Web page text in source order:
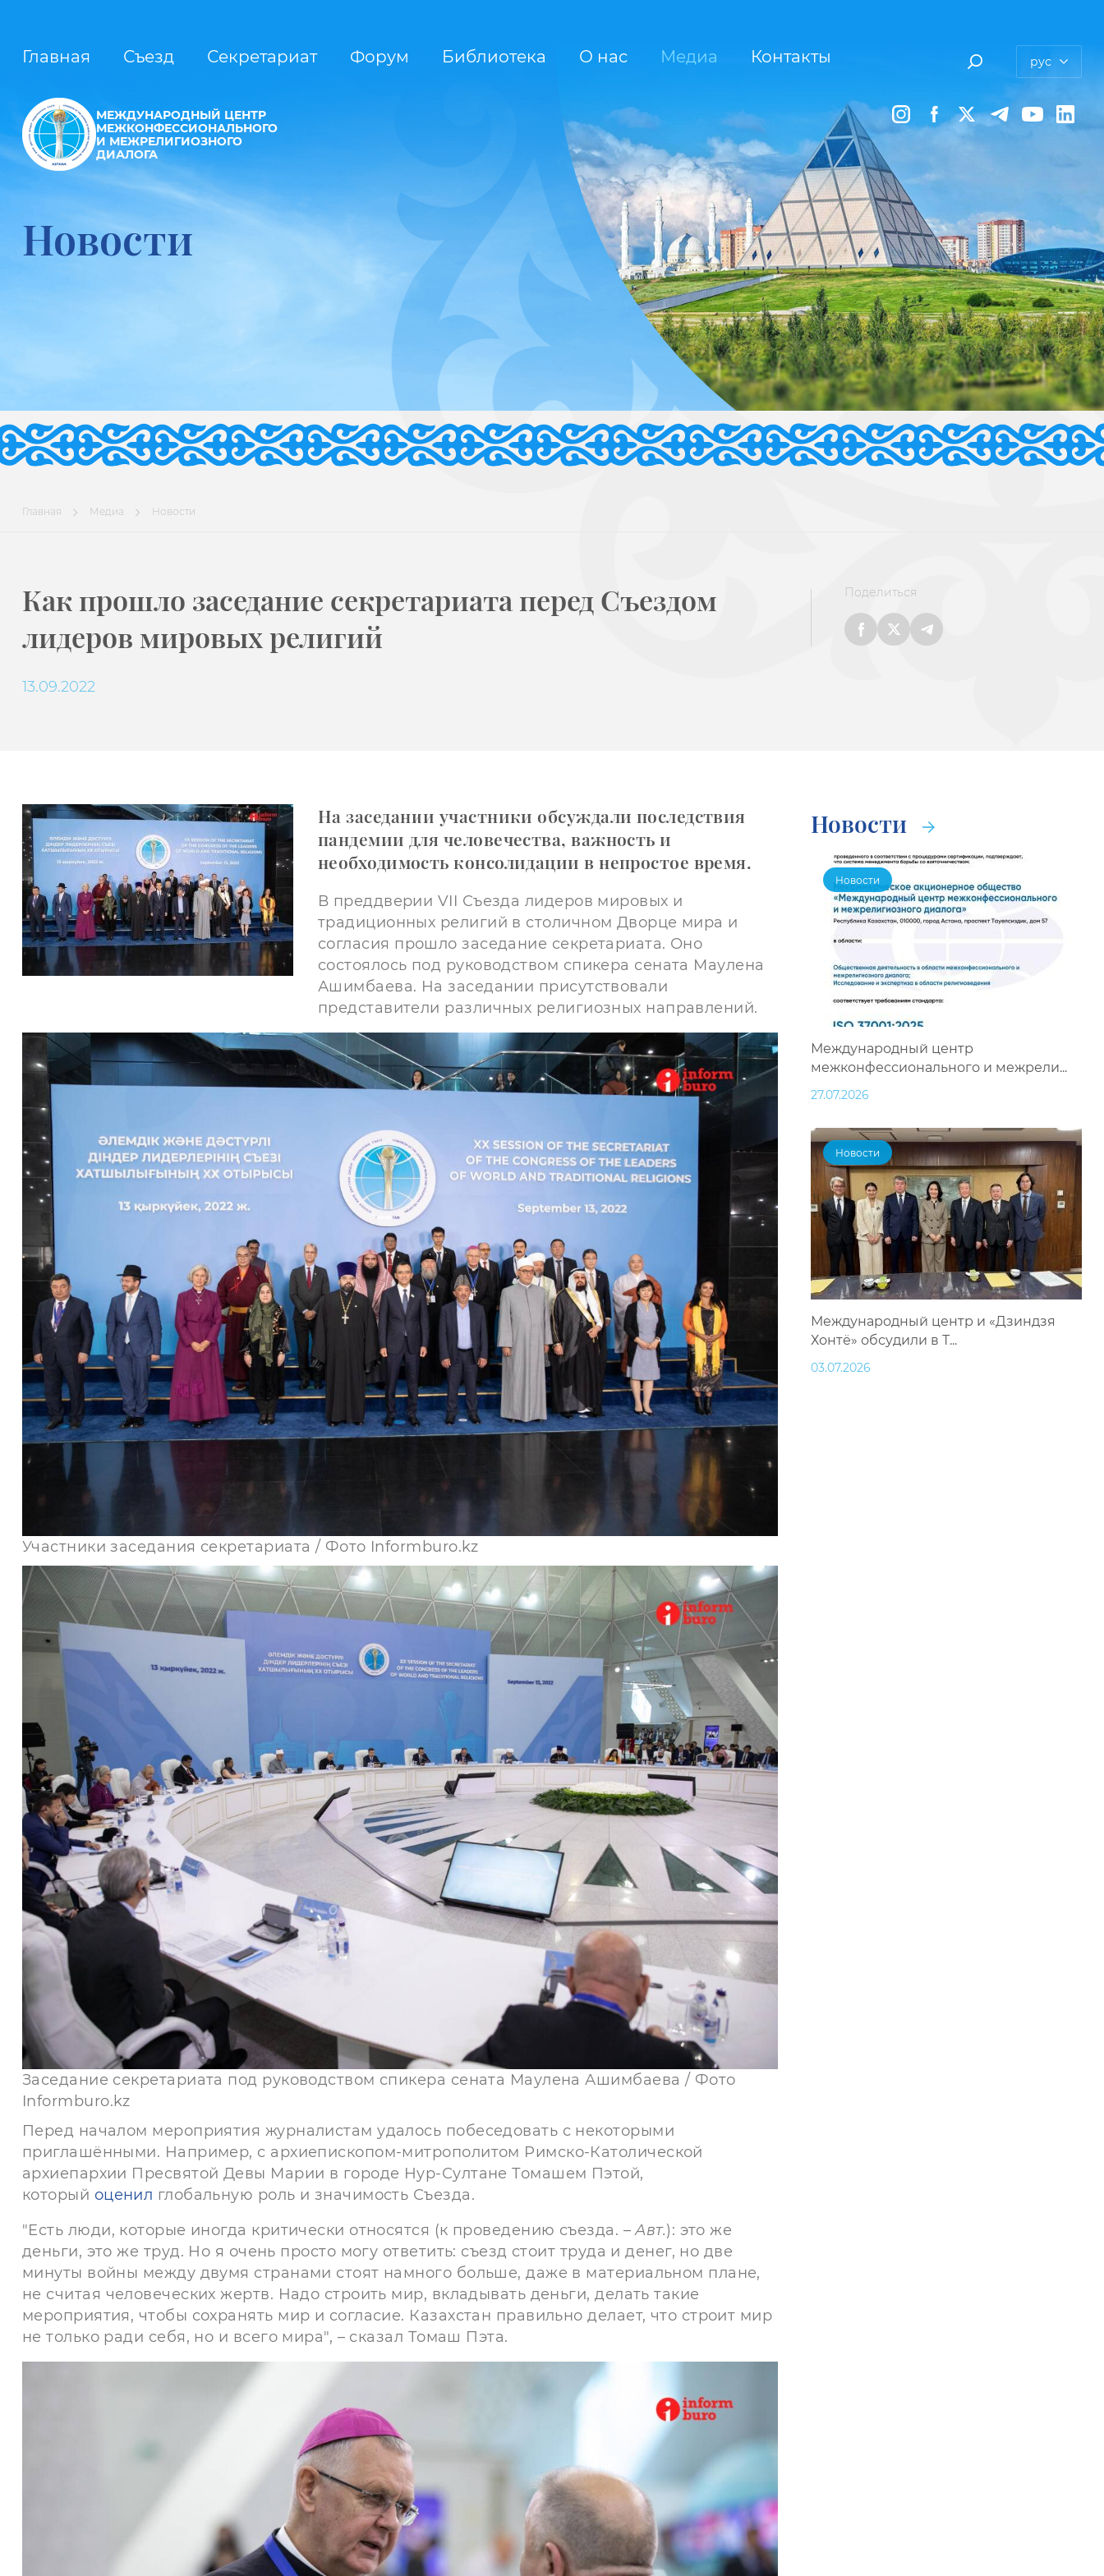
Главная Съезд Секретариат Форум Библиотека О нас Медиа Контакты рус
МЕЖДУНАРОДНЫЙ ЦЕНТР
МЕЖКОНФЕССИОНАЛЬНОГО
И МЕЖРЕЛИГИОЗНОГО
ДИАЛОГА
Новости
Главная Медиа Новости
Как прошло заседание секретариата перед Съездом
лидеров мировых религий
13.09.2022
Поделиться
На заседании участники обсуждали последствия
пандемии для человечества, важность и
необходимость консолидации в непростое время.
В преддверии VII Съезда лидеров мировых и
традиционных религий в столичном Дворце мира и
согласия прошло заседание секретариата. Оно
состоялось под руководством спикера сената Маулена
Ашимбаева. На заседании присутствовали
представители различных религиозных направлений.
Участники заседания секретариата / Фото Informburo.kz
Заседание секретариата под руководством спикера сената Маулена Ашимбаева / Фото
Informburo.kz
Перед началом мероприятия журналистам удалось побеседовать с некоторыми
приглашёнными. Например, с архиепископом-митрополитом Римско-Католической
архиепархии Пресвятой Девы Марии в городе Нур-Султане Томашем Пэтой,
который оценил глобальную роль и значимость Съезда.
"Есть люди, которые иногда критически относятся (к проведению съезда. – Авт.): это же
деньги, это же труд. Но я очень просто могу ответить: съезд стоит труда и денег, но две
минуты войны между двумя странами стоят намного больше, даже в материальном плане,
не считая человеческих жертв. Надо строить мир, вкладывать деньги, делать такие
мероприятия, чтобы сохранять мир и согласие. Казахстан правильно делает, что строит мир
не только ради себя, но и всего мира", – сказал Томаш Пэта.
Новости
Новости
Международный центр
межконфессионального и межрели...
27.07.2026
Новости
Международный центр и «Дзиндзя
Хонтё» обсудили в Т...
03.07.2026